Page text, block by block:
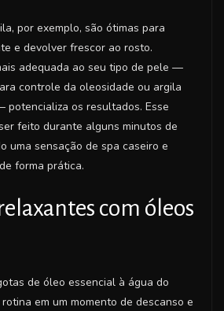
por exemplo, são ótimas para
e devolver frescor ao rosto.
adequada ao seu tipo de pele —
controle da oleosidade ou argila
potencializa os resultados. Esse
feito durante alguns minutos de
uma sensação de spa caseiro e
forma prática.
com óleos
de óleo essencial à água do
em um momento de descanso e